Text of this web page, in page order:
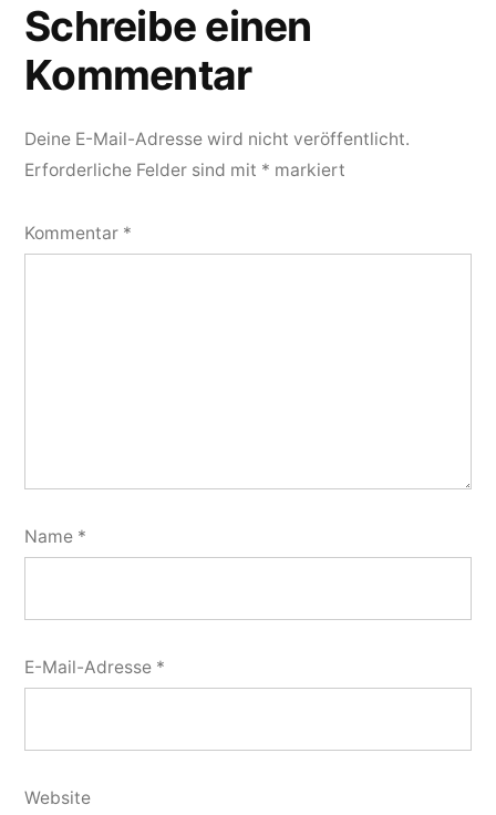
Schreibe einen
Kommentar
Deine E-Mail-Adresse wird nicht veröffentlicht.
Erforderliche Felder sind mit * markiert
Kommentar *
Name *
E-Mail-Adresse *
Website